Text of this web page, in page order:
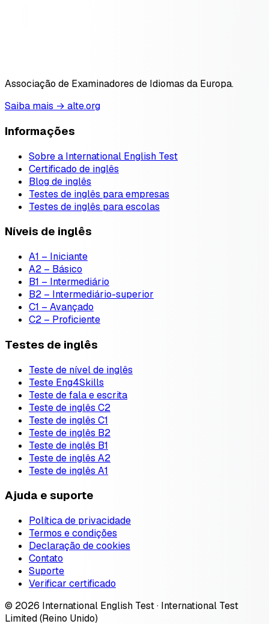
Associação de Examinadores de Idiomas da Europa.
Saiba mais → alte.org
Informações
Sobre a International English Test
Certificado de inglês
Blog de inglês
Testes de inglês para empresas
Testes de inglês para escolas
Níveis de inglês
A1 – Iniciante
A2 – Básico
B1 – Intermediário
B2 – Intermediário-superior
C1 – Avançado
C2 – Proficiente
Testes de inglês
Teste de nível de inglês
Teste Eng4Skills
Teste de fala e escrita
Teste de inglês C2
Teste de inglês C1
Teste de inglês B2
Teste de inglês B1
Teste de inglês A2
Teste de inglês A1
Ajuda e suporte
Política de privacidade
Termos e condições
Declaração de cookies
Contato
Suporte
Verificar certificado
© 2026 International English Test · International Test
Limited (Reino Unido)